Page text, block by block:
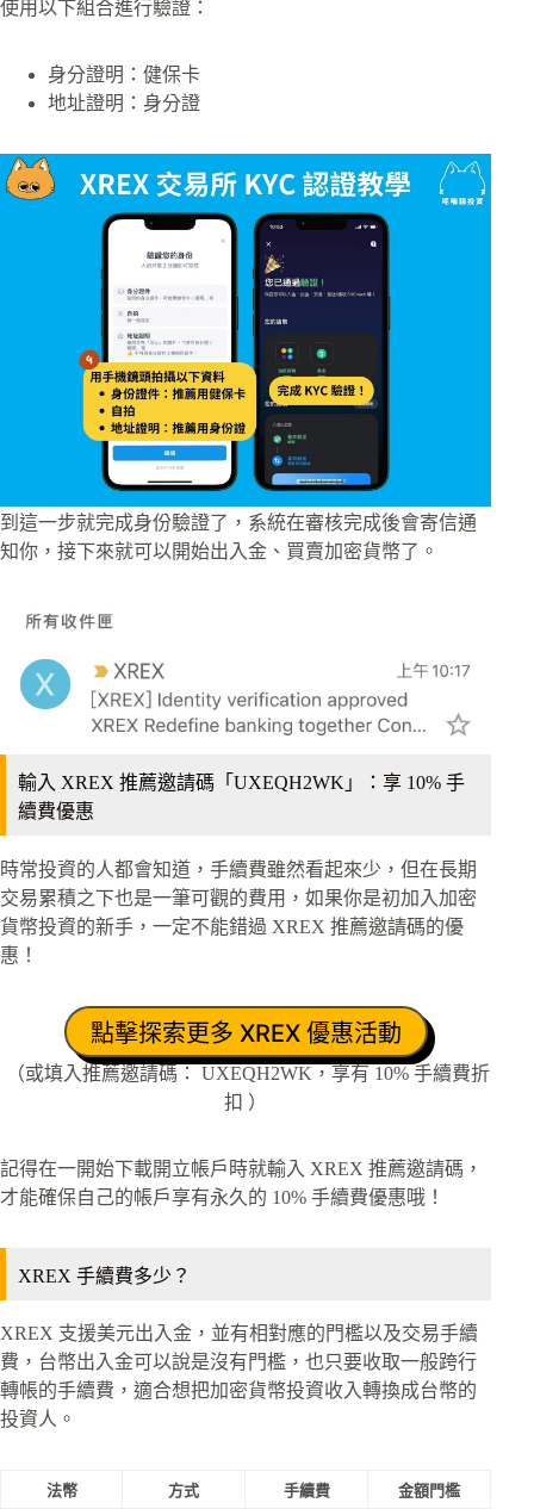
使用以下組合進行驗證：
身分證明：健保卡
地址證明：身分證
到這一步就完成身份驗證了，系統在審核完成後會寄信通
知你，接下來就可以開始出入金、買賣加密貨幣了。
輸入 XREX 推薦邀請碼「UXEQH2WK」：享 10% 手
續費優惠
時常投資的人都會知道，手續費雖然看起來少，但在長期
交易累積之下也是一筆可觀的費用，如果你是初加入加密
貨幣投資的新手，一定不能錯過 XREX 推薦邀請碼的優
惠！
點擊探索更多 XREX 優惠活動
（或填入推薦邀請碼： UXEQH2WK，享有 10% 手續費折
扣 ）
記得在一開始下載開立帳戶時就輸入 XREX 推薦邀請碼，
才能確保自己的帳戶享有永久的 10% 手續費優惠哦！
XREX 手續費多少？
XREX 支援美元出入金，並有相對應的門檻以及交易手續
費，台幣出入金可以說是沒有門檻，也只要收取一般跨行
轉帳的手續費，適合想把加密貨幣投資收入轉換成台幣的
投資人。
法幣 方式 手續費 金額門檻